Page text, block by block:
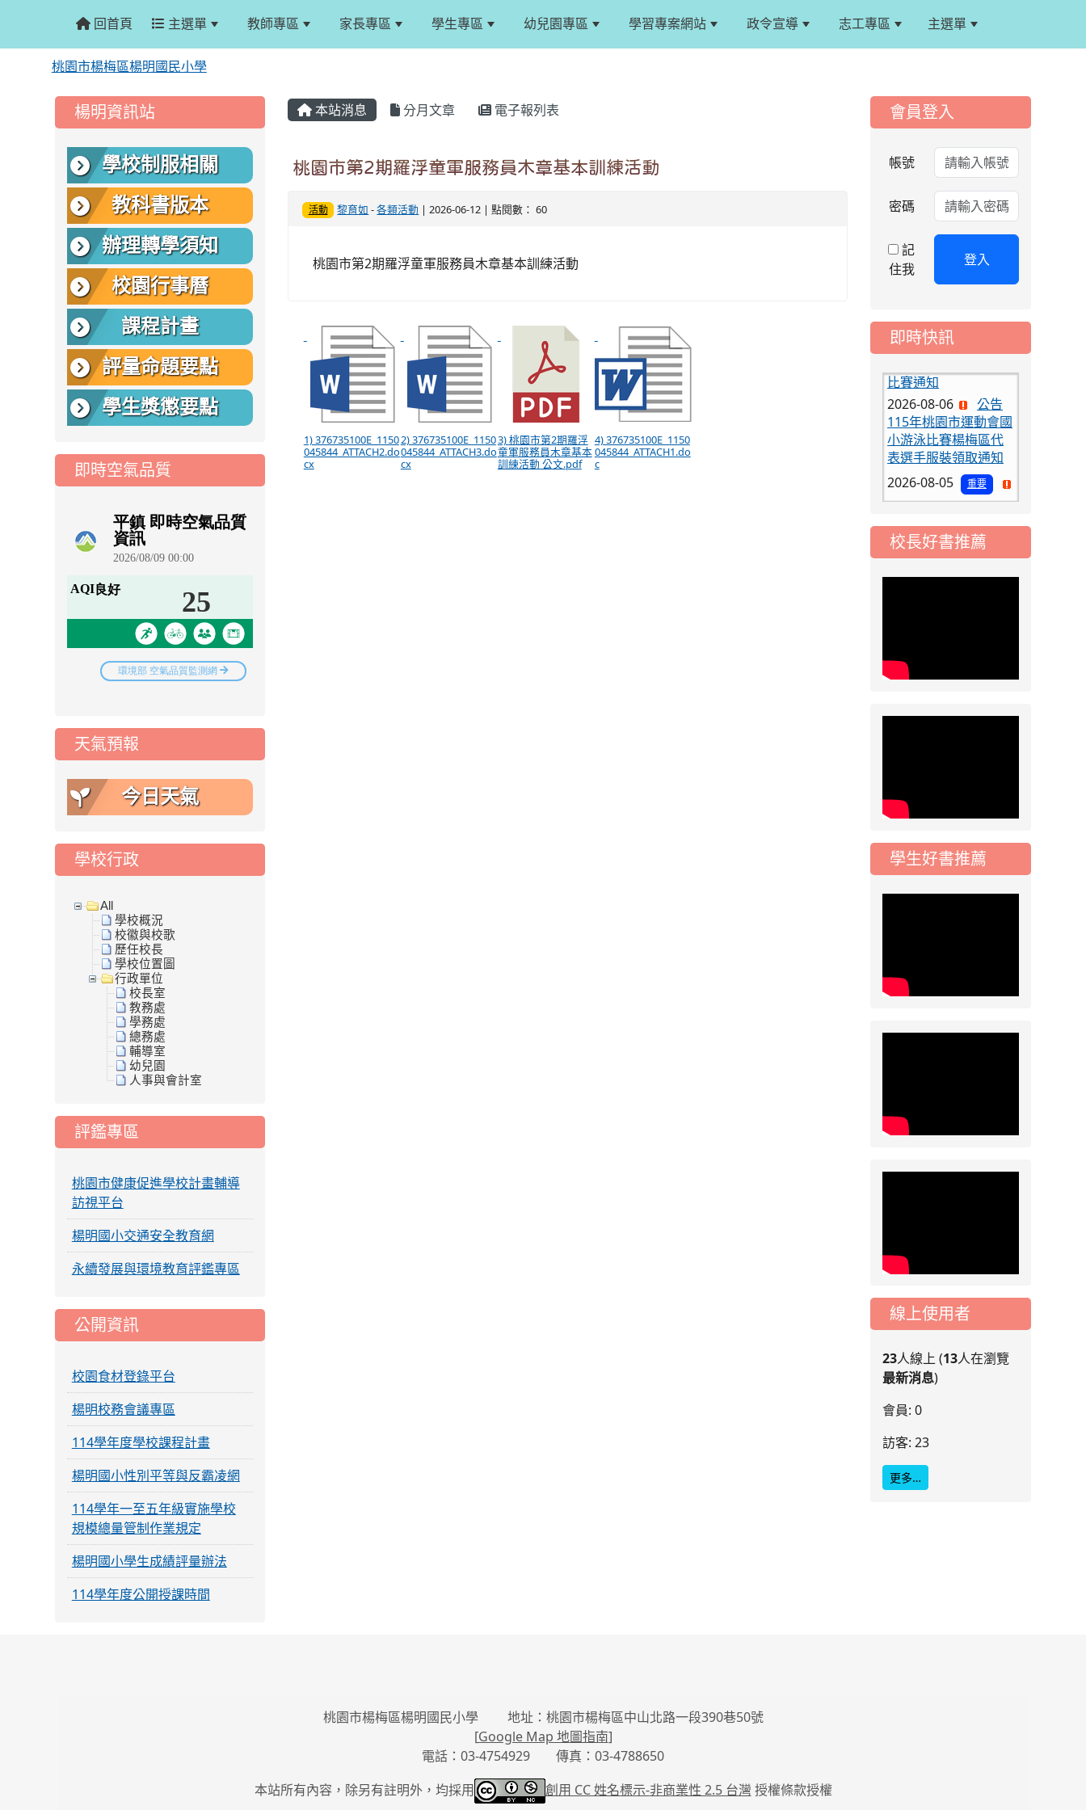
回首頁 主選單 教師專區 家長專區 學生專區 幼兒園專區 學習專案網站 政令宣導 志工專區 主選單
桃園市楊梅區楊明國民小學
本站消息 分月文章 電子報列表
桃園市第2期羅浮童軍服務員木章基本訓練活動
活動 黎育如 -各類活動 | 2026-06-12 | 點閱數： 60
桃園市第2期羅浮童軍服務員木章基本訓練活動
1) 376735100E_1150
045844_ATTACH2.do
cx
2) 376735100E_1150
045844_ATTACH3.do
cx
3) 桃園市第2期羅浮
童軍服務員木章基本
訓練活動 公文.pdf
4) 376735100E_1150
045844_ATTACH1.do
c
::: 楊明資訊站
學校制服相關
教科書版本
辦理轉學須知
校園行事曆
課程計畫
評量命題要點
學生獎懲要點
即時空氣品質
天氣預報
今日天氣
學校行政
All
學校概況
校徽與校歌
歷任校長
學校位置圖
行政單位
校長室
教務處
學務處
總務處
輔導室
幼兒園
人事與會計室
評鑑專區
桃園市健康促進學校計畫輔導
訪視平台
楊明國小交通安全教育網
永續發展與環境教育評鑑專區
公開資訊
校園食材登錄平台
楊明校務會議專區
114學年度學校課程計畫
楊明國小性別平等與反霸凌網
114學年一至五年級實施學校
規模總量管制作業規定
楊明國小學生成績評量辦法
114學年度公開授課時間
::: 會員登入
帳號
密碼
記
住我
登入
即時快訊
2026-08-06
公告
115年桃園市運動會國
小游泳比賽楊梅區代
表選手服裝領取通知
2026-08-05
重要
115學年度課後照顧
服務班教師甄選簡章
2026-08-03
重要
115學年度一、三、
停」一案，請各位用
2026-07-17
公告
2026-08-06
公告
小游泳比賽楊梅區代
表選手服裝領取通知
2026-08-05
重要
115學年度一、三、
路人留意
公告-115年桃園市運
校長好書推薦
學生好書推薦
線上使用者
23人線上 (13人在瀏覽
最新消息)
會員: 0
訪客: 23
更多…
桃園市楊梅區楊明國民小學 地址：桃園市楊梅區中山北路一段390巷50號
[Google Map 地圖指南]
電話：03-4754929 傳真：03-4788650
本站所有內容，除另有註明外，均採用
創用 CC 姓名標示-非商業性 2.5 台灣 授權條款授權